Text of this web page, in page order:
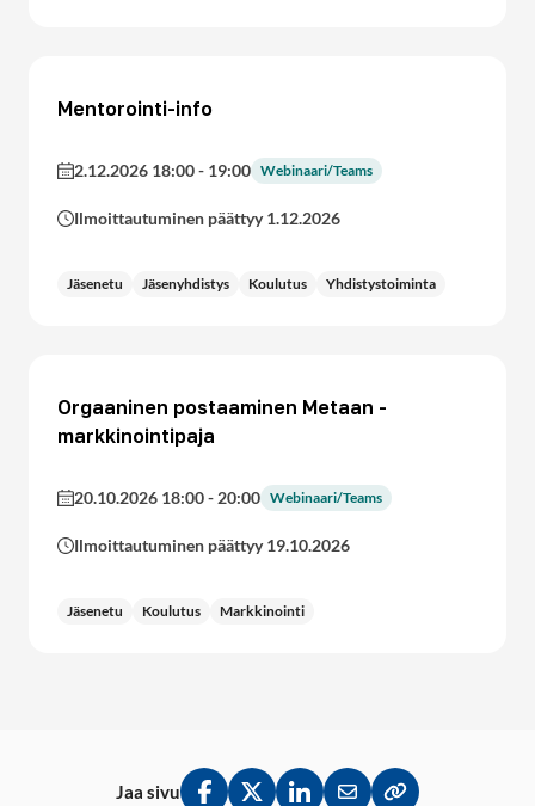
Mentorointi-info
2.12.2026 18:00- 19:00 Webinaari/Teams
Ilmoittautuminen päättyy 1.12.2026
Jäsenetu Jäsenyhdistys Koulutus Yhdistystoiminta
Orgaaninen postaaminen Metaan -
markkinointipaja
20.10.2026 18:00- 20:00 Webinaari/Teams
Ilmoittautuminen päättyy 19.10.2026
Jäsenetu Koulutus Markkinointi
Jaa sivu